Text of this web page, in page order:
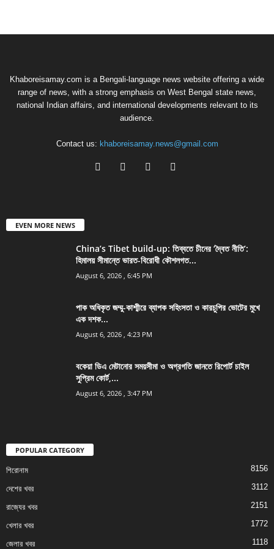
Khaboreisamay.com is a Bengali-language news website offering a wide
range of news, with a strong emphasis on West Bengal state news,
national Indian affairs, and international developments relevant to its
audience.
Contact us: khaboreisamay.news@gmail.com
EVEN MORE NEWS
China’s Tibet build-up: তিব্বতে চীনের ‘দ্বৈত নীতি’:
হিমালয় সীমান্তে ভারত-বিরোধী কৌশলগত...
August 6, 2026 , 6:45 PM
পাক অধিকৃত জম্মু-কাশ্মীরে ব্যাপক সহিংসতা ও কারচুপির ভোটের মুখে
এক দশক...
August 6, 2026 , 4:23 PM
বকেয়া ডিএ মেটানোর সময়সীমা ও অগ্রগতি জানতে রিপোর্ট চাইল
সুপ্রিম কোর্ট,...
August 6, 2026 , 3:47 PM
POPULAR CATEGORY
শিরোনাম 8156
দেশের খবর 3112
রাজ্যের খবর 2151
খেলার খবর 1772
জেলার খবর 1118